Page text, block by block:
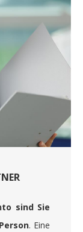
sind Sie
. Eine